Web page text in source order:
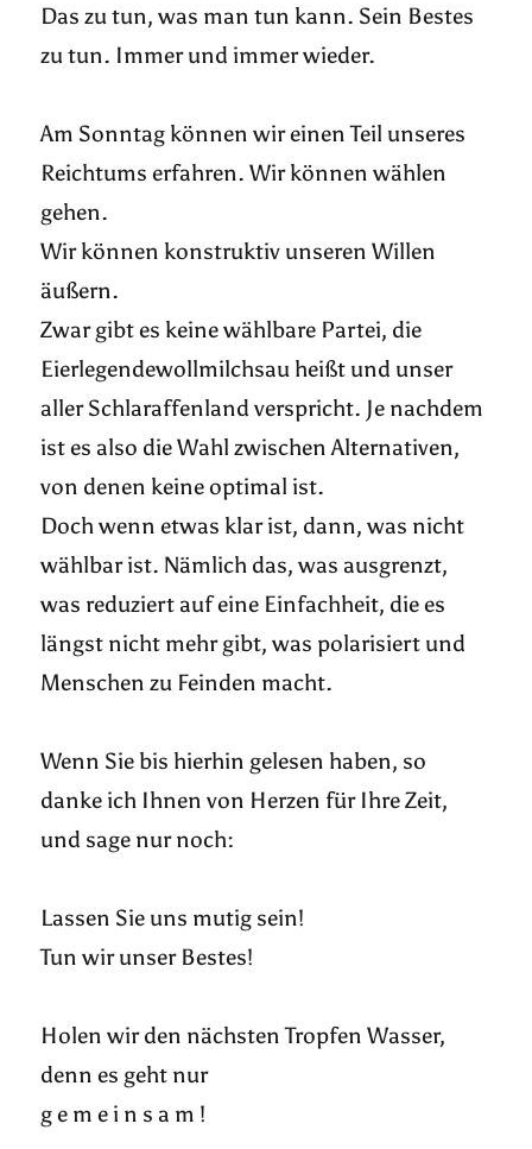
Das zu tun, was man tun kann. Sein Bestes
zu tun. Immer und immer wieder.
Am Sonntag können wir einen Teil unseres
Reichtums erfahren. Wir können wählen
gehen.
Wir können konstruktiv unseren Willen
äußern.
Zwar gibt es keine wählbare Partei, die
Eierlegendewollmilchsau heißt und unser
aller Schlaraffenland verspricht. Je nachdem
ist es also die Wahl zwischen Alternativen,
von denen keine optimal ist.
Doch wenn etwas klar ist, dann, was nicht
wählbar ist. Nämlich das, was ausgrenzt,
was reduziert auf eine Einfachheit, die es
längst nicht mehr gibt, was polarisiert und
Menschen zu Feinden macht.
Wenn Sie bis hierhin gelesen haben, so
danke ich Ihnen von Herzen für Ihre Zeit,
und sage nur noch:
Lassen Sie uns mutig sein!
Tun wir unser Bestes!
Holen wir den nächsten Tropfen Wasser,
denn es geht nur
g e m e i n s a m !